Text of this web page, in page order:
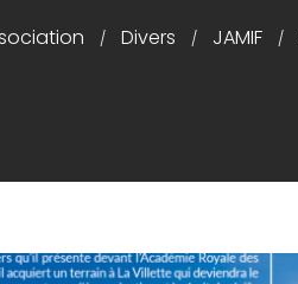
/ Divers / JAMIF /